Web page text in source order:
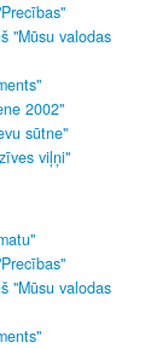
"Mūsu valodas
2002"
sūtne"
viļņi"
"Mūsu valodas